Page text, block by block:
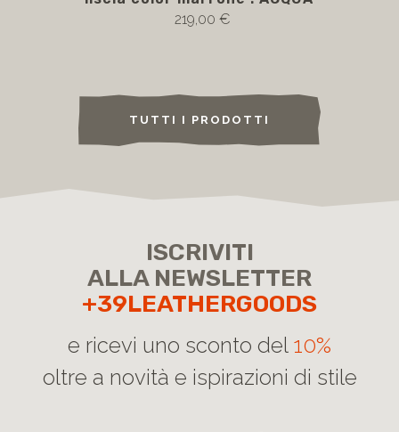
219,00 €
TUTTI I PRODOTTI
ISCRIVITI
ALLA NEWSLETTER
+39LEATHERGOODS
e ricevi uno sconto del 10%
oltre a novità e ispirazioni di stile